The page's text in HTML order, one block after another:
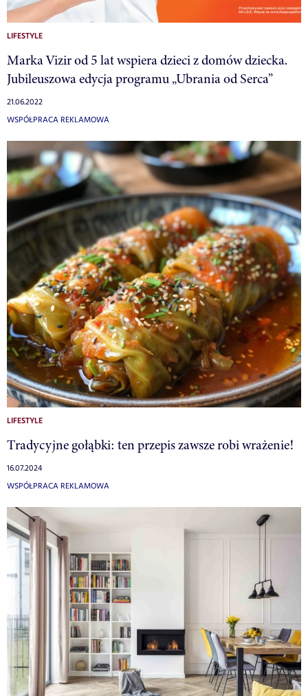
LIFESTYLE
Marka Vizir od 5 lat wspiera dzieci z domów dziecka.
Jubileuszowa edycja programu „Ubrania od Serca”
21.06.2022
WSPÓŁPRACA REKLAMOWA
LIFESTYLE
Tradycyjne gołąbki: ten przepis zawsze robi wrażenie!
16.07.2024
WSPÓŁPRACA REKLAMOWA